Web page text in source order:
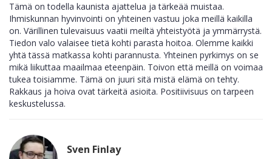
Tämä on todella kaunista ajattelua ja tärkeää muistaa.
Ihmiskunnan hyvinvointi on yhteinen vastuu joka meillä kaikilla
on. Värillinen tulevaisuus vaatii meiltä yhteistyötä ja ymmärrystä.
Tiedon valo valaisee tietä kohti parasta hoitoa. Olemme kaikki
yhtä tässä matkassa kohti parannusta. Yhteinen pyrkimys on se
mikä liikuttaa maailmaa eteenpäin. Toivon että meillä on voimaa
tukea toisiamme. Tämä on juuri sitä mistä elämä on tehty.
Rakkaus ja hoiva ovat tärkeitä asioita. Positiivisuus on tarpeen
keskustelussa.
Sven Finlay